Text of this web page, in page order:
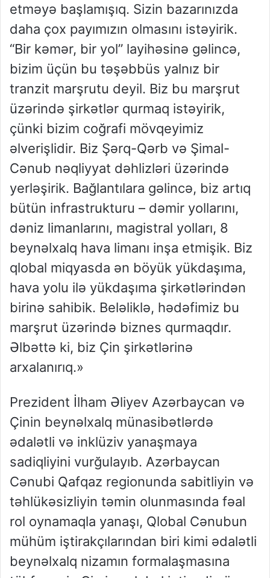
etməyə başlamışıq. Sizin bazarınızda
daha çox payımızın olmasını istəyirik.
“Bir kəmər, bir yol” layihəsinə gəlincə,
bizim üçün bu təşəbbüs yalnız bir
tranzit marşrutu deyil. Biz bu marşrut
üzərində şirkətlər qurmaq istəyirik,
çünki bizim coğrafi mövqeyimiz
əlverişlidir. Biz Şərq-Qərb və Şimal-
Cənub nəqliyyat dəhlizləri üzərində
yerləşirik. Bağlantılara gəlincə, biz artıq
bütün infrastrukturu – dəmir yollarını,
dəniz limanlarını, magistral yolları, 8
beynəlxalq hava limanı inşa etmişik. Biz
qlobal miqyasda ən böyük yükdaşıma,
hava yolu ilə yükdaşıma şirkətlərindən
birinə sahibik. Beləliklə, hədəfimiz bu
marşrut üzərində biznes qurmaqdır.
Əlbəttə ki, biz Çin şirkətlərinə
arxalanırıq.»
Prezident İlham Əliyev Azərbaycan və
Çinin beynəlxalq münasibətlərdə
ədalətli və inklüziv yanaşmaya
sadiqliyini vurğulayıb. Azərbaycan
Cənubi Qafqaz regionunda sabitliyin və
təhlükəsizliyin təmin olunmasında fəal
rol oynamaqla yanaşı, Qlobal Cənubun
mühüm iştirakçılarından biri kimi ədalətli
beynəlxalq nizamın formalaşmasına